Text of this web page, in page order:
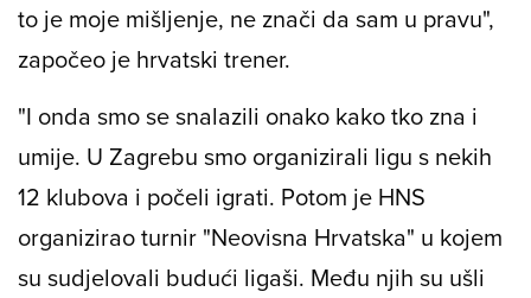
to je moje mišljenje, ne znači da sam u pravu",
započeo je hrvatski trener.
"I onda smo se snalazili onako kako tko zna i
umije. U Zagrebu smo organizirali ligu s nekih
12 klubova i počeli igrati. Potom je HNS
organizirao turnir "Neovisna Hrvatska" u kojem
su sudjelovali budući ligaši. Među njih su ušli